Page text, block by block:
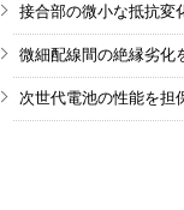
接合部の微小な抵抗
微細配線間の絶縁劣
次世代電池の性能を担